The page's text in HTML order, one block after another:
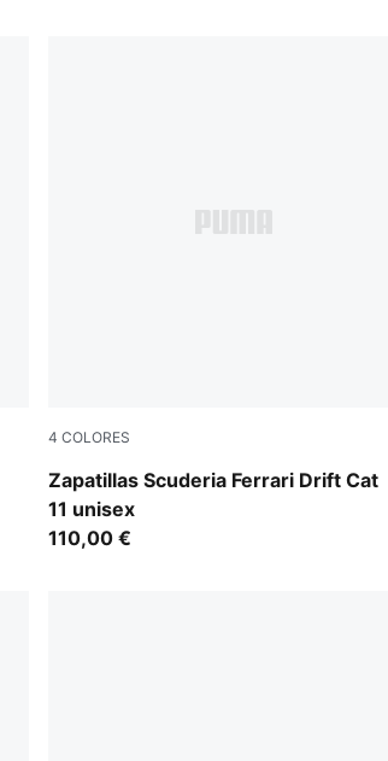
4 COLORES
Zapatillas Scuderia Ferrari Drift Cat
11 unisex
PUMA Black-Rosso Corsa
110,00 €